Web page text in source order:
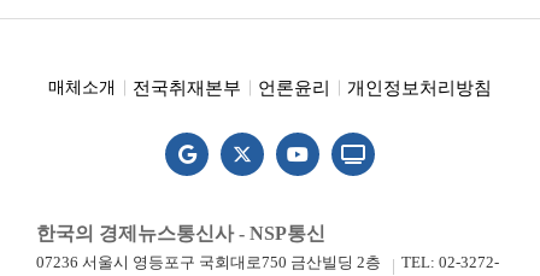
매체소개 전국취재본부 언론윤리 개인정보처리방침
한국의 경제뉴스통신사 - NSP통신
07236 서울시 영등포구 국회대로750 금산빌딩 2층
TEL: 02-3272-